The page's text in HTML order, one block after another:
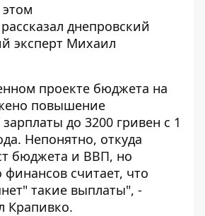
рассказал днепровский
эксперт Михаил
проекте бюджета на
повышение
до 3200 гривен с 1
Непонятно, откуда
бюджета и ВВП, но
считает, что
такие выплаты", -
Крапивко.